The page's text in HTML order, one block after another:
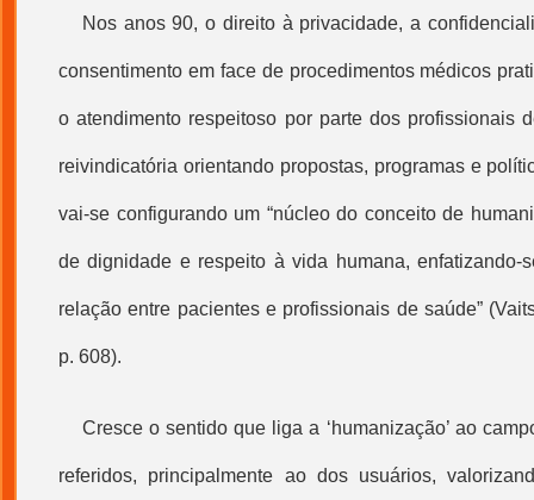
Nos anos 90, o direito à privacidade, a
consentimento em face de procedimentos médicos
o atendimento respeitoso por parte dos profissionais
reivindicatória orientando propostas, programas e
vai-se configurando um “núcleo do conceito de
de dignidade e respeito à vida humana, enfatizando-
relação entre pacientes e profissionais de saúde”
p. 608).
Cresce o sentido que liga a ‘humanização’ ao
referidos, principalmente ao dos usuários,